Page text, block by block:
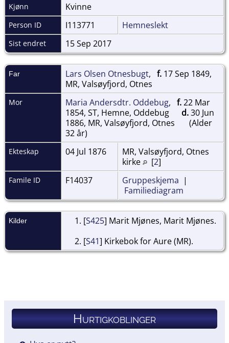
Kjønn Kvinne
Person ID I113771 Hemneslekt
Sist endret 15 Sep 2017
Far Lars Olsen Otnesbugt, f. 17 Sep 1849,
MR, Valsøyfjord, Otnes
Mor Maria Andersdtr. Oddebug, f.22 Mar
1854, ST, Hemne, Oddebug
d.30 Jun
1886, MR, Valsøyfjord, Otnes
(Alder
32 år)
Ekteskap 04 Jul 1876
MR, Valsøyfjord, Otnes
kirke
[2]
Famile ID F14037 Gruppeskjema |
Familiediagram
Kilder [S425] Marit Mjønes, Marit Mjønes.
[S41] Kirkebok for Aure (MR).
Hurtigkoblinger